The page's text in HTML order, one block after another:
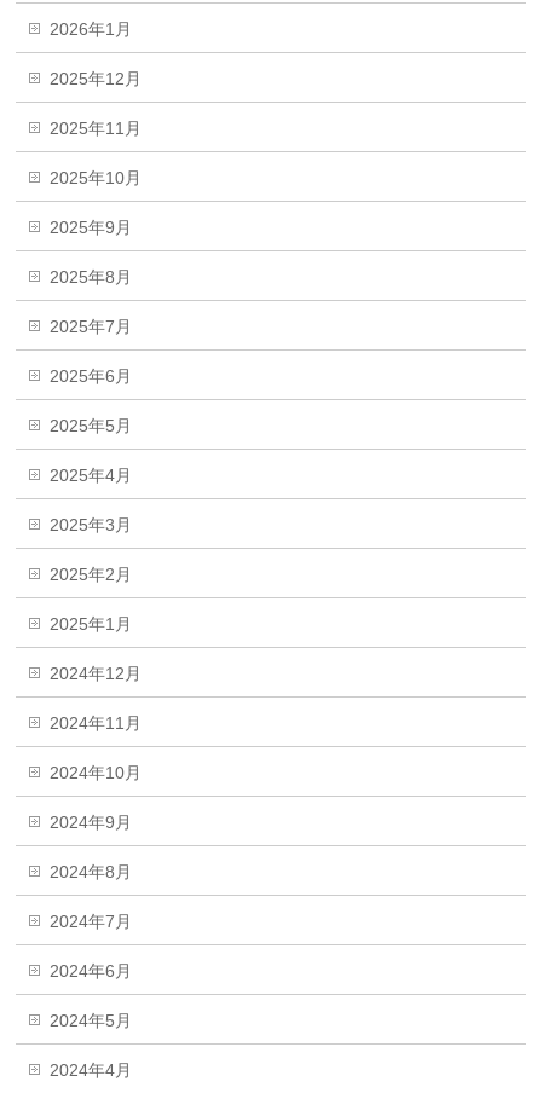
2026年1月
2025年12月
2025年11月
2025年10月
2025年9月
2025年8月
2025年7月
2025年6月
2025年5月
2025年4月
2025年3月
2025年2月
2025年1月
2024年12月
2024年11月
2024年10月
2024年9月
2024年8月
2024年7月
2024年6月
2024年5月
2024年4月